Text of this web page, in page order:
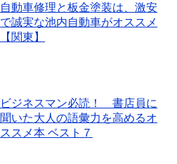
自動車修理と板金塗装は、激安
で誠実な池内自動車がオススメ
【関東】
ビジネスマン必読！ 書店員に
聞いた大人の語彙力を高めるオ
ススメ本 ベスト７